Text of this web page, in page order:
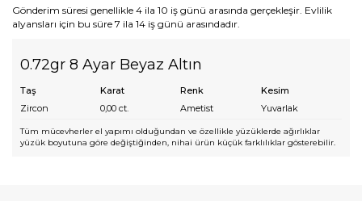
Gönderim süresi genellikle 4 ila 10 iş günü arasında gerçekleşir. Evlilik
alyansları için bu süre 7 ila 14 iş günü arasındadır.
0.72gr 8 Ayar Beyaz Altın
Taş Karat Renk
Kesim
Zircon
0,00 ct. Ametist Yuvarlak
Tüm mücevherler el yapımı olduğundan ve özellikle yüzüklerde ağırlıklar
yüzük boyutuna göre değiştiğinden, nihai ürün küçük farklılıklar gösterebilir.